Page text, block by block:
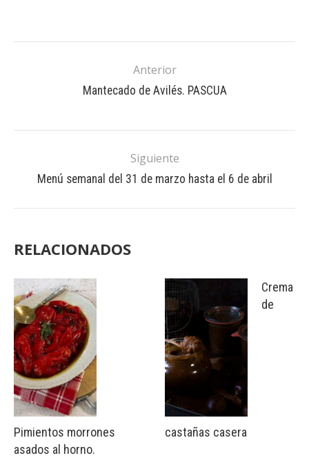
Anterior
Mantecado de Avilés. PASCUA
Siguiente
Menú semanal del 31 de marzo hasta el 6 de abril
RELACIONADOS
Pimientos morrones
asados al horno.
Crema
de
castañas casera